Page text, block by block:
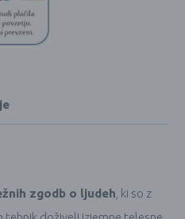
zgodb o ljudeh, ki so z